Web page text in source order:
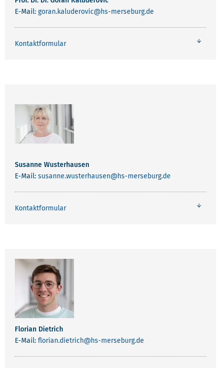
E-Mail: goran.kaluderovic@hs-merseburg.de
Kontaktformular
Susanne Wusterhausen
E-Mail: susanne.wusterhausen@hs-merseburg.de
Kontaktformular
Florian Dietrich
E-Mail: florian.dietrich@hs-merseburg.de